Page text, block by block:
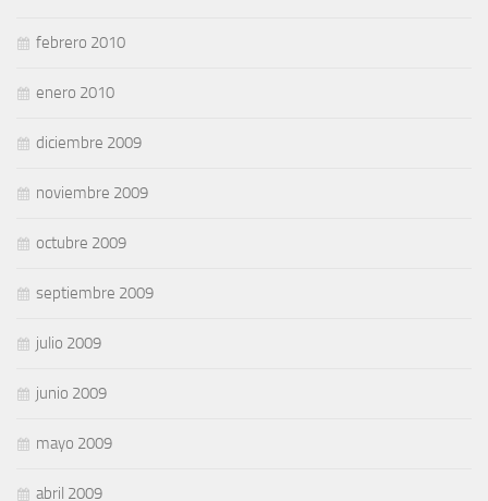
febrero 2010
enero 2010
diciembre 2009
noviembre 2009
octubre 2009
septiembre 2009
julio 2009
junio 2009
mayo 2009
abril 2009